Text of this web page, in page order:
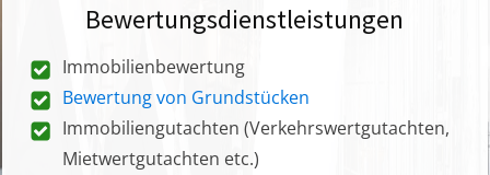
Bewertungsdienstleistungen
Immobilienbewertung
Bewertung von Grundstücken
Immobiliengutachten (Verkehrswertgutachten,
Mietwertgutachten etc.)